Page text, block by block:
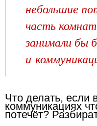
небольшие
часть
занимали бы
и
Что делать, если
коммуникациях
потечёт?